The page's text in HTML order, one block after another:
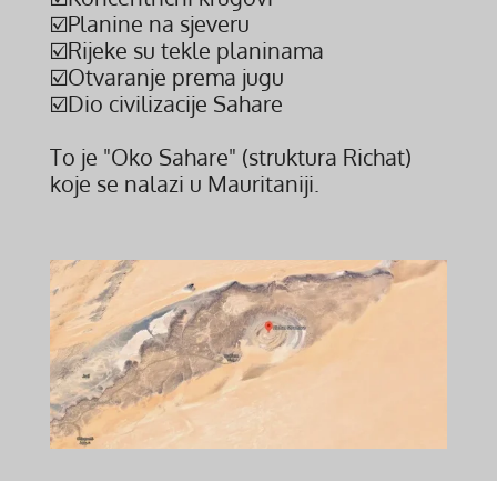
☑️Planine na sjeveru
☑️Rijeke su tekle planinama
☑️Otvaranje prema jugu
☑️Dio civilizacije Sahare
To je "Oko Sahare" (struktura Richat)
koje se nalazi u Mauritaniji.